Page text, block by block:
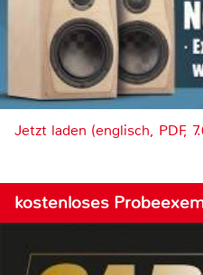
Jetzt laden (englisch, PDF,
kostenloses